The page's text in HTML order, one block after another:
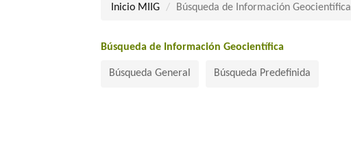
Inicio MII​​​G Búsqueda de Información Geocientífica
Búsqueda de Información Geocientífica​
Búsqueda General Búsqueda Predefinida